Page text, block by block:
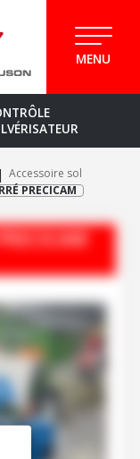
MENU
Accessoire sol
PRECICAM